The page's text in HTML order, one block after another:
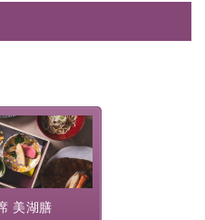
墨画などの意匠をしつら
残るひとときをお過ごし
】----------
可能な上、 安心安全にご
美湖膳
の地で特別を
理長・神原 裕
創作和会席で
湖の幸...